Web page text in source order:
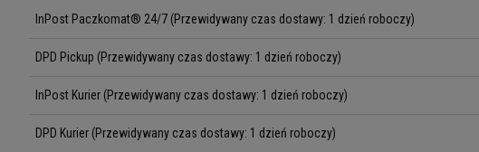
Cena nie zawiera ewentualnych kosztów
InPost Paczkomat® 24/7 (Przewidywany czas dostawy: 1 dzień roboczy)
DPD Pickup (Przewidywany czas dostawy: 1 dzień roboczy)
InPost Kurier (Przewidywany czas dostawy: 1 dzień roboczy)
DPD Kurier (Przewidywany czas dostawy: 1 dzień roboczy)